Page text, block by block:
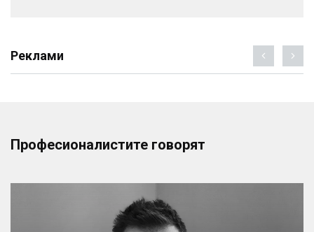
Реклами
Професионалистите говорят